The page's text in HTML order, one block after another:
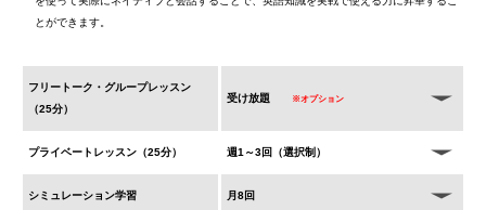
とができます。
フリートーク・グループレッスン
（25分）
受け放題 ※オプション
プライベートレッスン（25分） 週1～3回（選択制）
シミュレーション学習 月8回